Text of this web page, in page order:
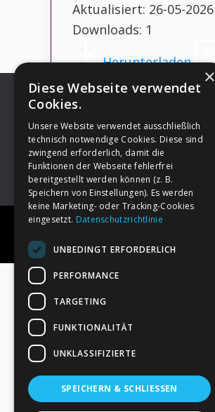
Aktualisiert: 26-05-2026
Downloads: 1
Herunterladen
Footer →Deine Spende
×
Diese Webseite verwendet
Cookies.
Unsere Website verwendet ausschließlich
technisch notwendige Cookies. Diese sind
zwingend erforderlich, damit die
Funktionen der Webseite fehlerfrei
bereitgestellt werden können (z. B.
Speichern von Einstellungen). Es werden
keine Marketing- oder Tracking-Cookies
eingesetzt. Datenschutzrichtlinie
UNBEDINGT ERFORDERLICH
PERFORMANCE
TARGETING
FUNKTIONALITÄT
UNKLASSIFIZIERTE
SPEICHERN & SCHLIESSEN